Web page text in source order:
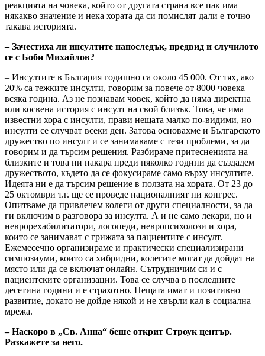
реакцията на човека, който от другата страна все пак има
някакво значение и нека хората да си помислят дали е точно
такава историята.
– Зачестиха ли инсултите напоследък, предвид и случилото
се с Боби Михайлов?
– Инсултите в България годишно са около 45 000. От тях, ако
20% са тежките инсулти, говорим за повече от 8000 човека
всяка година. Аз не познавам човек, който да няма директна
или косвена история с инсулт на свой близък. Това, че има
известни хора с инсулти, прави нещата малко по-видими, но
инсулти се случват всеки ден. Затова основахме и Българското
дружество по инсулт и се занимаваме с тези проблеми, за да
говорим и да търсим решения. Разбираме притесненията на
близките и това ни накара преди няколко години да създадем
дружеството, където да се фокусираме само върху инсултите.
Идеята ни е да търсим решение в ползата на хората. От 23 до
25 октомври т.г. ще се проведе националният ни конгрес.
Опитваме да привлечем колеги от други специалности, за да
ги включим в разговора за инсулта. А и не само лекари, но и
неврорехабилитатори, логопеди, невропсихолози и хора,
които се занимават с грижата за пациентите с инсулт.
Ежемесечно организираме и практически специализирани
симпозиуми, които са хибридни, колегите могат да дойдат на
място или да се включат онлайн. Сътрудничим си и с
пациентските организации. Това се случва в последните
десетина години и е страхотно. Нещата имат и позитивно
развитие, докато не дойде някой и не хвърли кал в социална
мрежа.
– Наскоро в „Св. Анна“ беше открит Строук център.
Разкажете за него.